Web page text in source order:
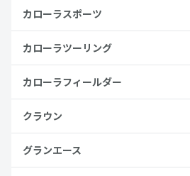
カローラスポーツ
カローラツーリング
カローラフィールダー
クラウン
グランエース